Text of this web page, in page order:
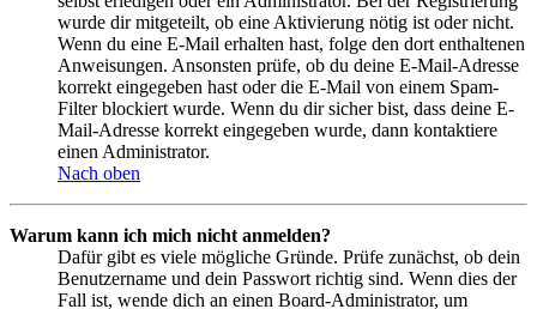
wurde dir mitgeteilt, ob eine Aktivierung nötig ist oder nicht.
Wenn du eine E-Mail erhalten hast, folge den dort enthaltenen
Anweisungen. Ansonsten prüfe, ob du deine E-Mail-Adresse
korrekt eingegeben hast oder die E-Mail von einem Spam-
Filter blockiert wurde. Wenn du dir sicher bist, dass deine E-
Mail-Adresse korrekt eingegeben wurde, dann kontaktiere
einen Administrator.
Nach oben
Warum kann ich mich nicht anmelden?
Dafür gibt es viele mögliche Gründe. Prüfe zunächst, ob dein
Benutzername und dein Passwort richtig sind. Wenn dies der
Fall ist, wende dich an einen Board-Administrator, um